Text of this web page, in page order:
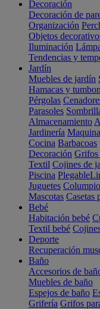
Decoración
Decoración de
Organización
Objetos
Iluminación
Tendencias y
Jardín
Muebles de jardín
Hamacas y
Pérgolas
Parasoles
Almacenamiento
Jardinería
Cocina Barbacoas
Decoración Grifos
Textil Cojines de
Piscina Plegable
Juguetes
Mascotas Casetas
Bebé
Habitación bebé
Textil bebé
Deporte
Recuperación
Baño
Accesorios de
Muebles de baño
Espejos de baño
Grifería Grifos